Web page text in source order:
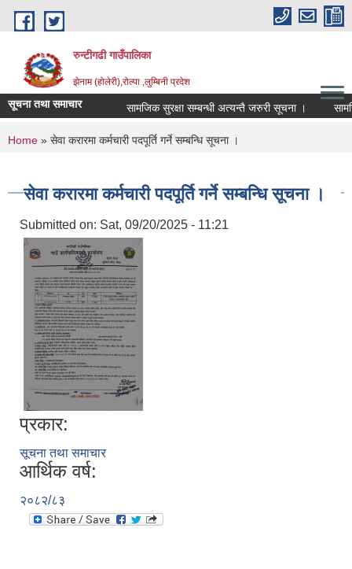
Skip to main content
रुन्टीगढी गाउँपालिका
झेनाम (होलेरी),रोल्पा ,लुम्बिनी प्रदेश
सूचना तथा समाचार सामजिक सुरक्षा सम्बन्धी अत्यन्तै जरुरी सूचना ।
You are here
Home » सेवा करारमा कर्मचारी पदपूर्ति गर्ने सम्बन्धि सूचना ।
सेवा करारमा कर्मचारी पदपूर्ति गर्ने सम्बन्धि सूचना ।
Submitted on: Sat, 09/20/2025 - 11:21
प्रकार:
सूचना तथा समाचार
आर्थिक वर्ष:
२०८२/८३